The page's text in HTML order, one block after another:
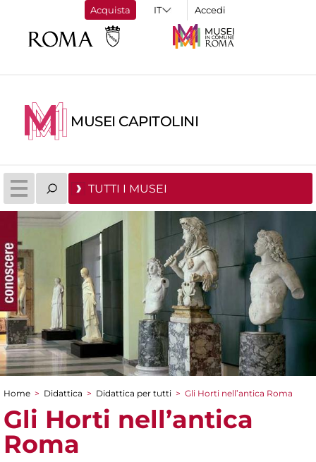
Acquista Accedi
MUSEI CAPITOLINI
TUTTI I MUSEI
Tu sei qui
Home > Didattica > Didattica per tutti > Gli Horti nell’antica Roma
Gli Horti nell’antica
Roma